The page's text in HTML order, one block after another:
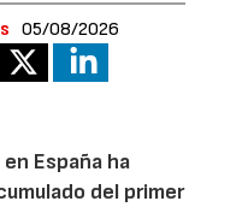
05/08/2026
España ha
del primer